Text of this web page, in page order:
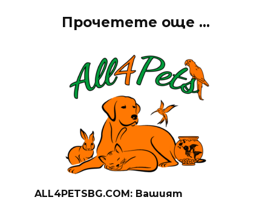
Прочетете още ...
ALL4PETSBG.COM: Вашият